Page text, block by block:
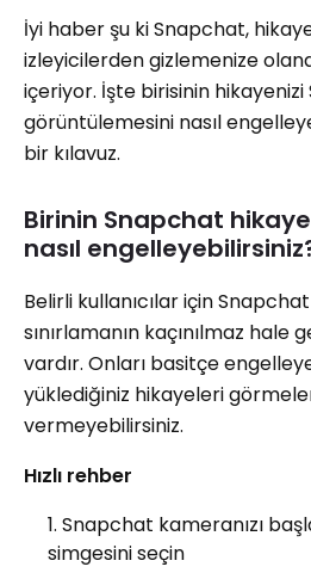
İyi haber şu ki Snapchat,
izleyicilerden gizlemenize
içeriyor. İşte birisinin
görüntülemesini nasıl
bir kılavuz.
Birinin Snapchat
nasıl
Belirli kullanıcılar için
sınırlamanın kaçınılmaz hale
vardır. Onları basitçe
yüklediğiniz hikayeleri
vermeyebilirsiniz.
Hızlı rehber
Snapchat kameranızı
simgesini seçin